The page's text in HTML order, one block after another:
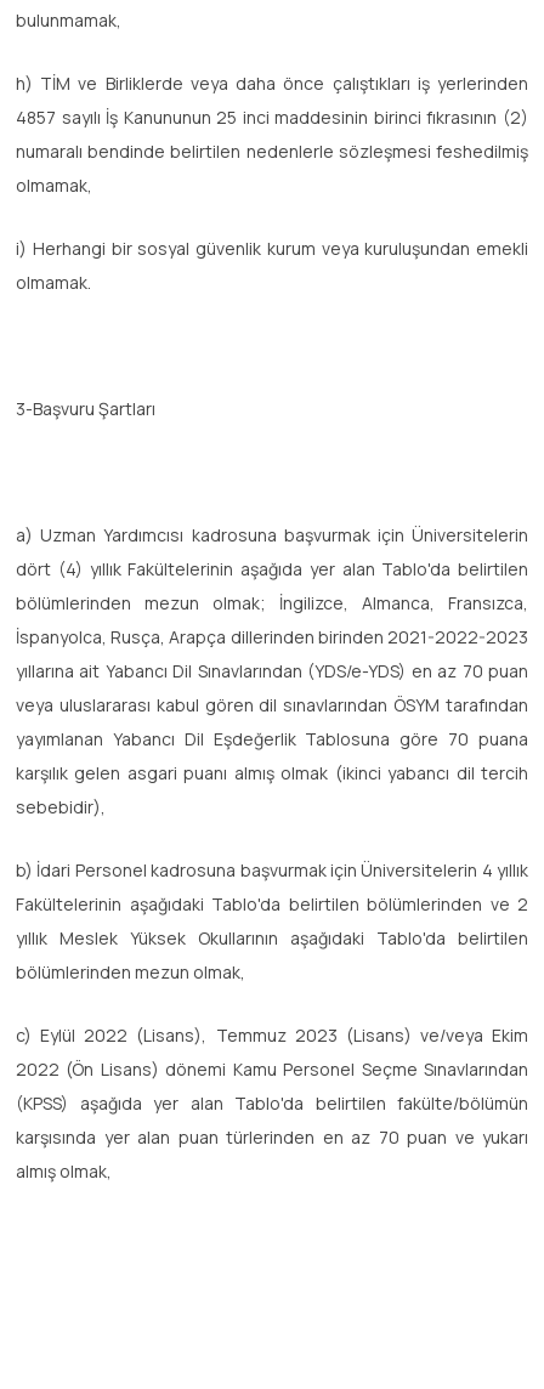
bulunmamak,
h) TİM ve Birliklerde veya daha önce çalıştıkları iş yerlerinden
4857 sayılı İş Kanununun 25 inci maddesinin birinci fıkrasının (2)
numaralı bendinde belirtilen nedenlerle sözleşmesi feshedilmiş
olmamak,
i) Herhangi bir sosyal güvenlik kurum veya kuruluşundan emekli
olmamak.
3-Başvuru Şartları
a) Uzman Yardımcısı kadrosuna başvurmak için Üniversitelerin
dört (4) yıllık Fakültelerinin aşağıda yer alan Tablo'da belirtilen
bölümlerinden mezun olmak; İngilizce, Almanca, Fransızca,
İspanyolca, Rusça, Arapça dillerinden birinden 2021-2022-2023
yıllarına ait Yabancı Dil Sınavlarından (YDS/e-YDS) en az 70 puan
veya uluslararası kabul gören dil sınavlarından ÖSYM tarafından
yayımlanan Yabancı Dil Eşdeğerlik Tablosuna göre 70 puana
karşılık gelen asgari puanı almış olmak (ikinci yabancı dil tercih
sebebidir),
b) İdari Personel kadrosuna başvurmak için Üniversitelerin 4 yıllık
Fakültelerinin aşağıdaki Tablo'da belirtilen bölümlerinden ve 2
yıllık Meslek Yüksek Okullarının aşağıdaki Tablo'da belirtilen
bölümlerinden mezun olmak,
c) Eylül 2022 (Lisans), Temmuz 2023 (Lisans) ve/veya Ekim
2022 (Ön Lisans) dönemi Kamu Personel Seçme Sınavlarından
(KPSS) aşağıda yer alan Tablo'da belirtilen fakülte/bölümün
karşısında yer alan puan türlerinden en az 70 puan ve yukarı
almış olmak,